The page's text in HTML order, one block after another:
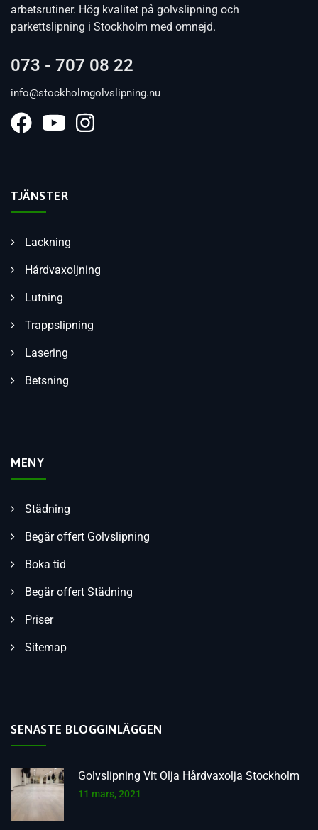
arbetsrutiner. Hög kvalitet på golvslipning och
parkettslipning i Stockholm med omnejd.
073 - 707 08 22
info@stockholmgolvslipning.nu
TJÄNSTER
Lackning
Hårdvaxoljning
Lutning
Trappslipning
Lasering
Betsning
MENY
Städning
Begär offert Golvslipning
Boka tid
Begär offert Städning
Priser
Sitemap
SENASTE BLOGGINLÄGGEN
Golvslipning Vit Olja Hårdvaxolja Stockholm
11 mars, 2021